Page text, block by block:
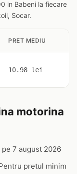
in Babeni la fiecare
Socar.
PRET MEDIU
10.98 lei
motorina
pe 7 august 2026
pretul minim